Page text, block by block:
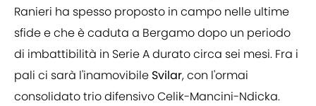
Ranieri ha spesso proposto in campo nelle ultime
sfide e che è caduta a Bergamo dopo un periodo
di imbattibilità in Serie A durato circa sei mesi. Fra i
pali ci sarà l'inamovibile Svilar, con l'ormai
consolidato trio difensivo Celik-Mancini-Ndicka.